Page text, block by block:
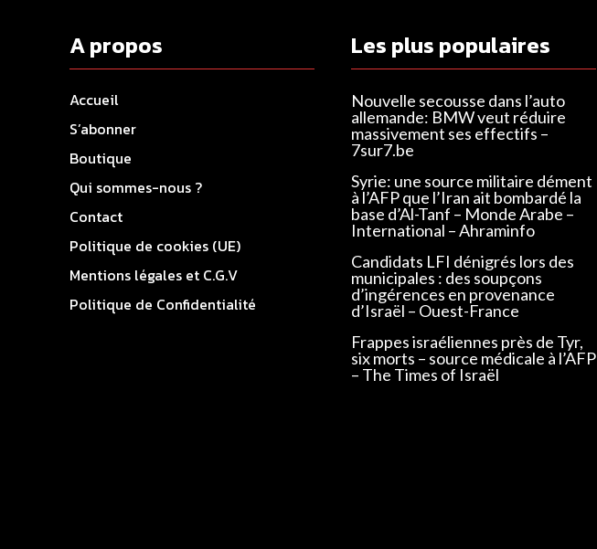
A propos
Accueil
S’abonner
Boutique
Qui sommes-nous ?
Contact
Politique de cookies (UE)
Mentions légales et C.G.V
Politique de Confidentialité
Les plus populaires
Nouvelle secousse dans l’auto
allemande: BMW veut réduire
massivement ses effectifs –
7sur7.be
Syrie: une source militaire dément
à l’AFP que l’Iran ait bombardé la
base d’Al-Tanf – Monde Arabe –
International – Ahraminfo
Candidats LFI dénigrés lors des
municipales : des soupçons
d’ingérences en provenance
d’Israël – Ouest-France
Frappes israéliennes près de Tyr,
six morts – source médicale à l’AFP
– The Times of Israël